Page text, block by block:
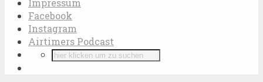
Impressum
Facebook
Instagram
Airtimers Podcast